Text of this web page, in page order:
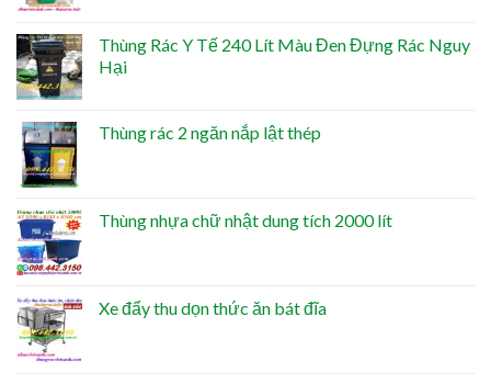
Thùng Rác Y Tế 240 Lít Màu Đen Đựng Rác Nguy
Hại
Thùng rác 2 ngăn nắp lật thép
Thùng nhựa chữ nhật dung tích 2000 lít
Xe đẩy thu dọn thức ăn bát đĩa